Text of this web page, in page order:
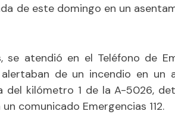
de este domingo en un
atendió en el Teléfono de
de un incendio en un
del kilómetro 1 de la A-5026,
comunicado Emergencias 112.